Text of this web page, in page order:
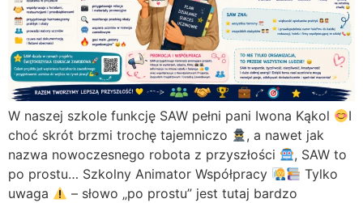
W naszej szkole funkcję SAW pełni pani Iwona Kąkol
I
choć skrót brzmi trochę tajemniczo
, a nawet jak
nazwa nowoczesnego robota z przyszłości
, SAW to
po prostu… Szkolny Animator Współpracy
Tylko
uwaga
– słowo „po prostu” jest tutaj bardzo